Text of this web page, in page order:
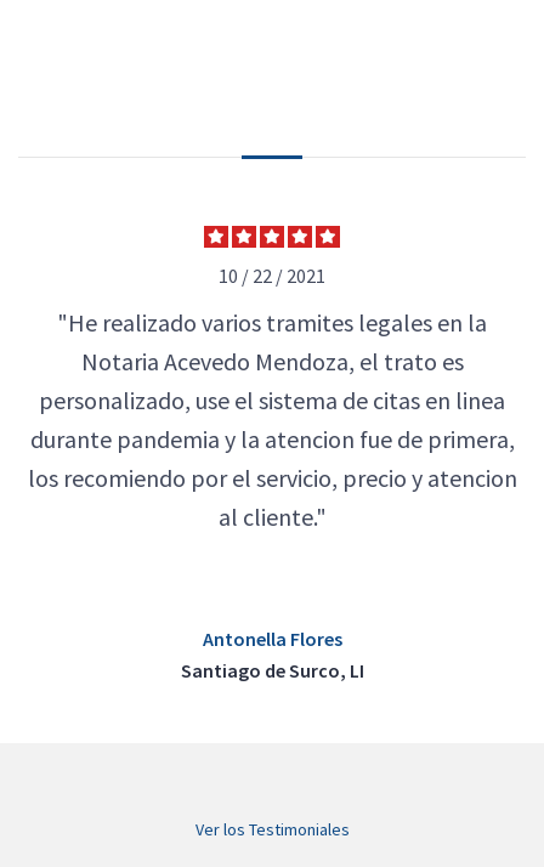
10 / 22 / 2021
"He realizado varios tramites legales en la
Notaria Acevedo Mendoza, el trato es
personalizado, use el sistema de citas en linea
durante pandemia y la atencion fue de primera,
los recomiendo por el servicio, precio y atencion
al cliente."
Antonella Flores
Santiago de Surco, LI
Ver los Testimoniales